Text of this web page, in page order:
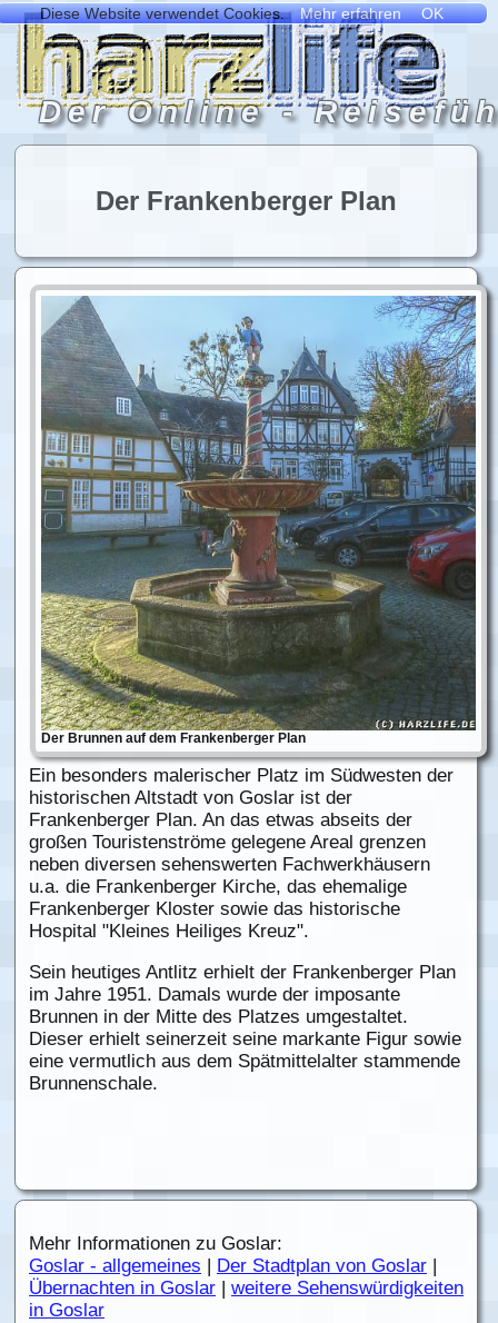
Der Frankenberger Plan
Der Brunnen auf dem Frankenberger Plan
Ein besonders malerischer Platz im Südwesten der
historischen Altstadt von Goslar ist der
Frankenberger Plan. An das etwas abseits der
großen Touristenströme gelegene Areal grenzen
neben diversen sehenswerten Fachwerkhäusern
u.a. die Frankenberger Kirche, das ehemalige
Frankenberger Kloster sowie das historische
Hospital "Kleines Heiliges Kreuz".
Sein heutiges Antlitz erhielt der Frankenberger Plan
im Jahre 1951. Damals wurde der imposante
Brunnen in der Mitte des Platzes umgestaltet.
Dieser erhielt seinerzeit seine markante Figur sowie
eine vermutlich aus dem Spätmittelalter stammende
Brunnenschale.
Mehr Informationen zu Goslar:
Goslar - allgemeines | Der Stadtplan von Goslar |
Übernachten in Goslar | weitere Sehenswürdigkeiten
in Goslar